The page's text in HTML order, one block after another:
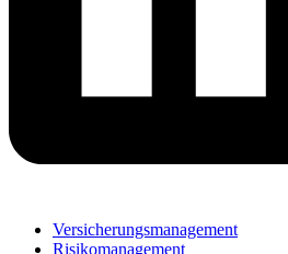
Versicherungsmanagement
Risikomanagement